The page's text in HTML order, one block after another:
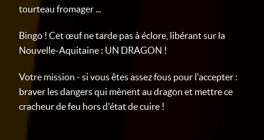
tourteau fromager ...
Bingo ! Cet œuf ne tarde pas à éclore, libérant sur la
Nouvelle-Aquitaine : UN DRAGON !
Votre mission - si vous êtes assez fous pour l'accepter :
braver les dangers qui mènent au dragon et mettre ce
cracheur de feu hors d'état de cuire !